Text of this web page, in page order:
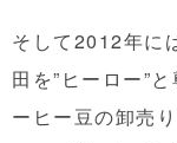
そして2012年に
田を”ヒーロー”
ーヒー豆の卸売